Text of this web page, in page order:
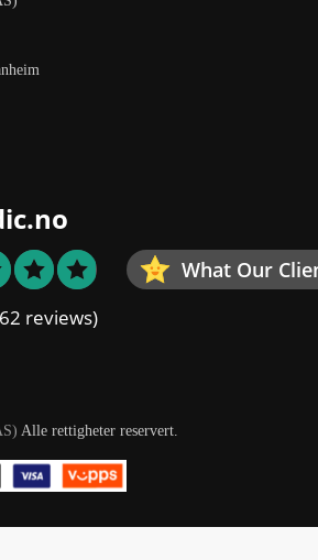
What Our
reviews)
Alle rettigheter reservert.